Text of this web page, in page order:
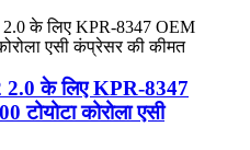
2.0 के लिए KPR-8347
कोरोला एसी